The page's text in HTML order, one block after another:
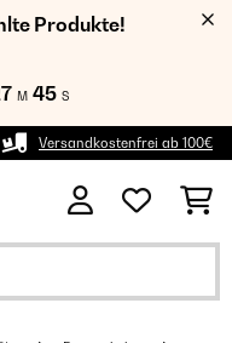
Produkte!
M 45 S
Versandkostenfrei ab 100€